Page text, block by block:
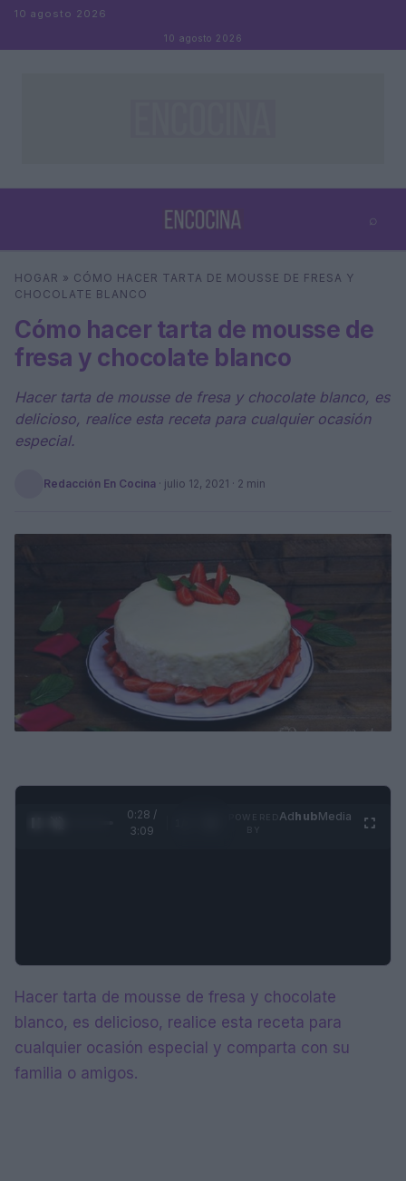
Saltar al contenido
10 agosto 2026
10 agosto 2026
⌕
Buscar ⌕
HOGAR » CÓMO HACER TARTA DE MOUSSE DE FRESA Y
CHOCOLATE BLANCO
Cómo hacer tarta de mousse de
fresa y chocolate blanco
Hacer tarta de mousse de fresa y chocolate blanco, es
delicioso, realice esta receta para cualquier ocasión
especial.
Redacción En Cocina · julio 12, 2021 · 2 min
0:28 /
3:09
AdhubMedia
Hacer tarta de mousse de fresa y chocolate
blanco, es delicioso, realice esta receta para
cualquier ocasión especial y comparta con su
familia o amigos.